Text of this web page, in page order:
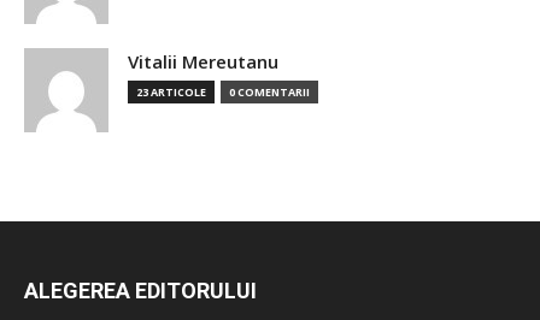
Vitalii Mereutanu
23 ARTICOLE 0 COMENTARII
ALEGEREA EDITORULUI